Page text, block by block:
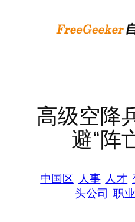
高级空降
避“阵
中国区 人事 人才
头公司 职业